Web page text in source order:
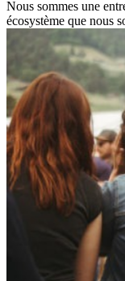
Nous sommes une
écosystème que nous